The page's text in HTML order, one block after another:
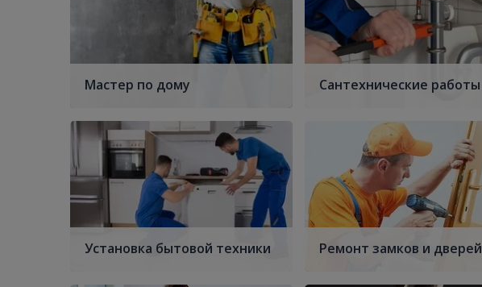
Мастер по дому Сантехнические работы
Установка бытовой техники Ремонт замков и дверей